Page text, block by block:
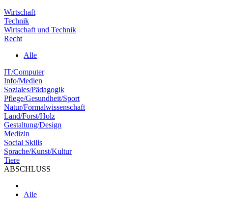
Wirtschaft
Technik
Wirtschaft und Technik
Recht
Alle
IT/Computer
Info/Medien
Soziales/Pädagogik
Pflege/Gesundheit/Sport
Natur/Formalwissenschaft
Land/Forst/Holz
Gestaltung/Design
Medizin
Social Skills
Sprache/Kunst/Kultur
Tiere
ABSCHLUSS
Alle